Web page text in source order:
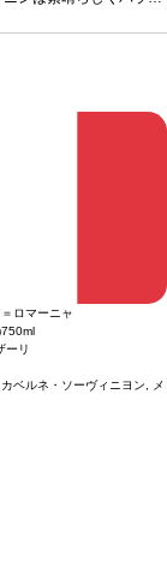
切れの場合、在庫があり
す、ご了承ください。
ロマーニャ
750ml
ーリ
ベルネ・ソーヴィニヨン, メ